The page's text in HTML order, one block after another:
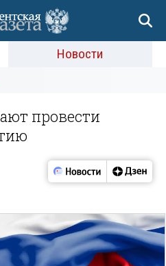
Новости
провести